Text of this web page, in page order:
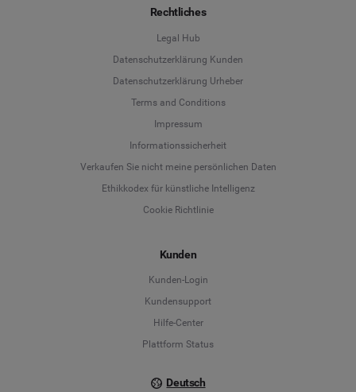
Rechtliches
Legal Hub
Datenschutzerklärung Kunden
Datenschutzerklärung Urheber
Terms and Conditions
Impressum
Informationssicherheit
Verkaufen Sie nicht meine persönlichen Daten
Ethikkodex für künstliche Intelligenz
Cookie Richtlinie
Kunden
Kunden-Login
Kundensupport
Hilfe-Center
Plattform Status
Deutsch
Deutsch
English